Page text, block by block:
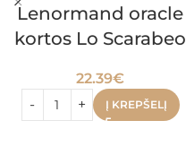
Lenormand oracle
kortos Lo Scarabeo
22.39€
Į KREPŠELĮ